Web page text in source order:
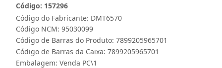
Código do Fabricante: DMT6570
Código: 157296
Código NCM: 95030099
Código de Barras do Produto: 7899205965701
Código de Barras da Caixa: 7899205965701
Embalagem: Venda PC\1